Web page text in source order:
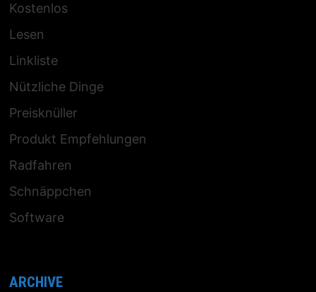
Kostenlos
Lesen
Linkliste
Nützliche Dinge
Preisknüller
Produkt Empfehlungen
Radfahren
Schnäppchen
Software
ARCHIVE